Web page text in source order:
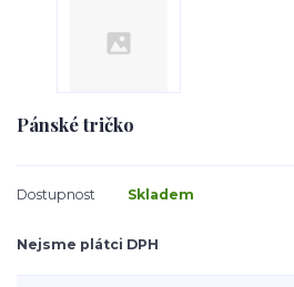
Pánské tričko
Dostupnost Skladem
Nejsme plátci DPH